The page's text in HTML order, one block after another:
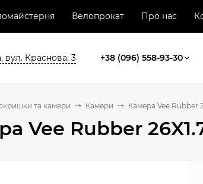
Велопрокат Про нас
вул. Краснова, 3 +38 (096) 558-93-30
та камери Камери Камера Vee Rubber
Vee Rubber